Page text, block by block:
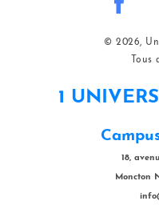
© 2026,
1
18,
Moncton